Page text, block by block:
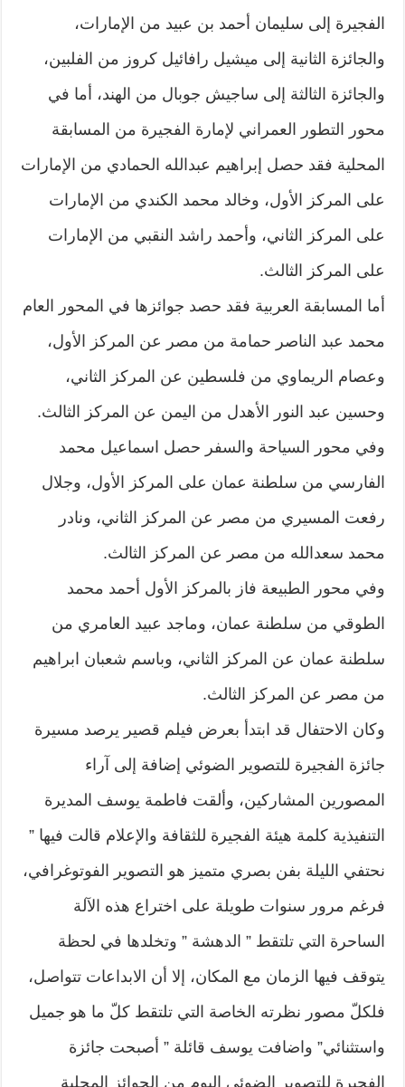
الفجيرة إلى سليمان أحمد بن عبيد من الإمارات،
والجائزة الثانية إلى ميشيل رافائيل كروز من الفلبين،
والجائزة الثالثة إلى ساجيش جوبال من الهند، أما في
محور التطور العمراني لإمارة الفجيرة من المسابقة
المحلية فقد حصل إبراهيم عبدالله الحمادي من الإمارات
على المركز الأول، وخالد محمد الكندي من الإمارات
على المركز الثاني، وأحمد راشد النقبي من الإمارات
على المركز الثالث.
أما المسابقة العربية فقد حصد جوائزها في المحور العام
محمد عبد الناصر حمامة من مصر عن المركز الأول،
وعصام الريماوي من فلسطين عن المركز الثاني،
وحسين عبد النور الأهدل من اليمن عن المركز الثالث.
وفي محور السياحة والسفر حصل اسماعيل محمد
الفارسي من سلطنة عمان على المركز الأول، وجلال
رفعت المسيري من مصر عن المركز الثاني، ونادر
محمد سعدالله من مصر عن المركز الثالث.
وفي محور الطبيعة فاز بالمركز الأول أحمد محمد
الطوقي من سلطنة عمان، وماجد عبيد العامري من
سلطنة عمان عن المركز الثاني، وباسم شعبان ابراهيم
من مصر عن المركز الثالث.
وكان الاحتفال قد ابتدأ بعرض فيلم قصير يرصد مسيرة
جائزة الفجيرة للتصوير الضوئي إضافة إلى آراء
المصورين المشاركين، وألقت فاطمة يوسف المديرة
التنفيذية كلمة هيئة الفجيرة للثقافة والإعلام قالت فيها ”
نحتفي الليلة بفن بصري متميز هو التصوير الفوتوغرافي،
فرغم مرور سنوات طويلة على اختراع هذه الآلة
الساحرة التي تلتقط ” الدهشة ” وتخلدها في لحظة
يتوقف فيها الزمان مع المكان، إلا أن الابداعات تتواصل،
فلكلّ مصور نظرته الخاصة التي تلتقط كلّ ما هو جميل
واستثنائي” واضافت يوسف قائلة ” أصبحت جائزة
الفجيرة للتصوير الضوئي اليوم من الجوائز المحلية